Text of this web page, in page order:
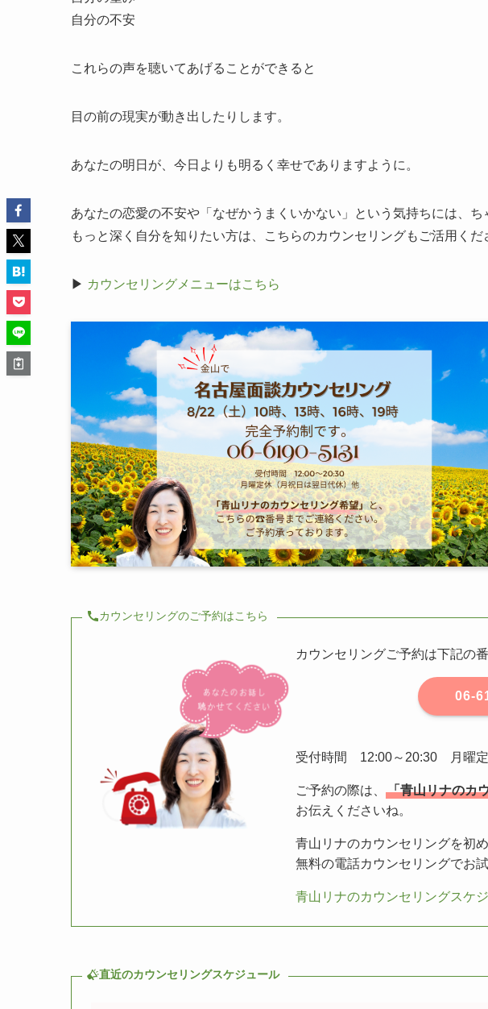
自分の不安
これらの声を聴いてあげることができると
目の前の現実が動き出したりします。
あなたの明日が、今日よりも明るく幸せでありますように。
あなたの恋愛の不安や「なぜかうまくいかない」という気持ちには、ち
もっと深く自分を知りたい方は、こちらのカウンセリングもご活用くだ
▶ カウンセリングメニューはこちら
カウンセリングのご予約はこちら
カウンセリングご予約は下記の
06-
受付時間 12:00～20:30 月曜定
ご予約の際は、 「青山リナのカ
お伝えくださいね。
青山リナのカウンセリングを初
無料の電話カウンセリングでお
青山リナのカウンセリングスケ
直近のカウンセリングスケジュール